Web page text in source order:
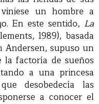
un hombre a
En este sentido, La
1989), basada
Andersen, supuso un
la factoría de sueños
a una princesa
desobedecía las
a conocer el